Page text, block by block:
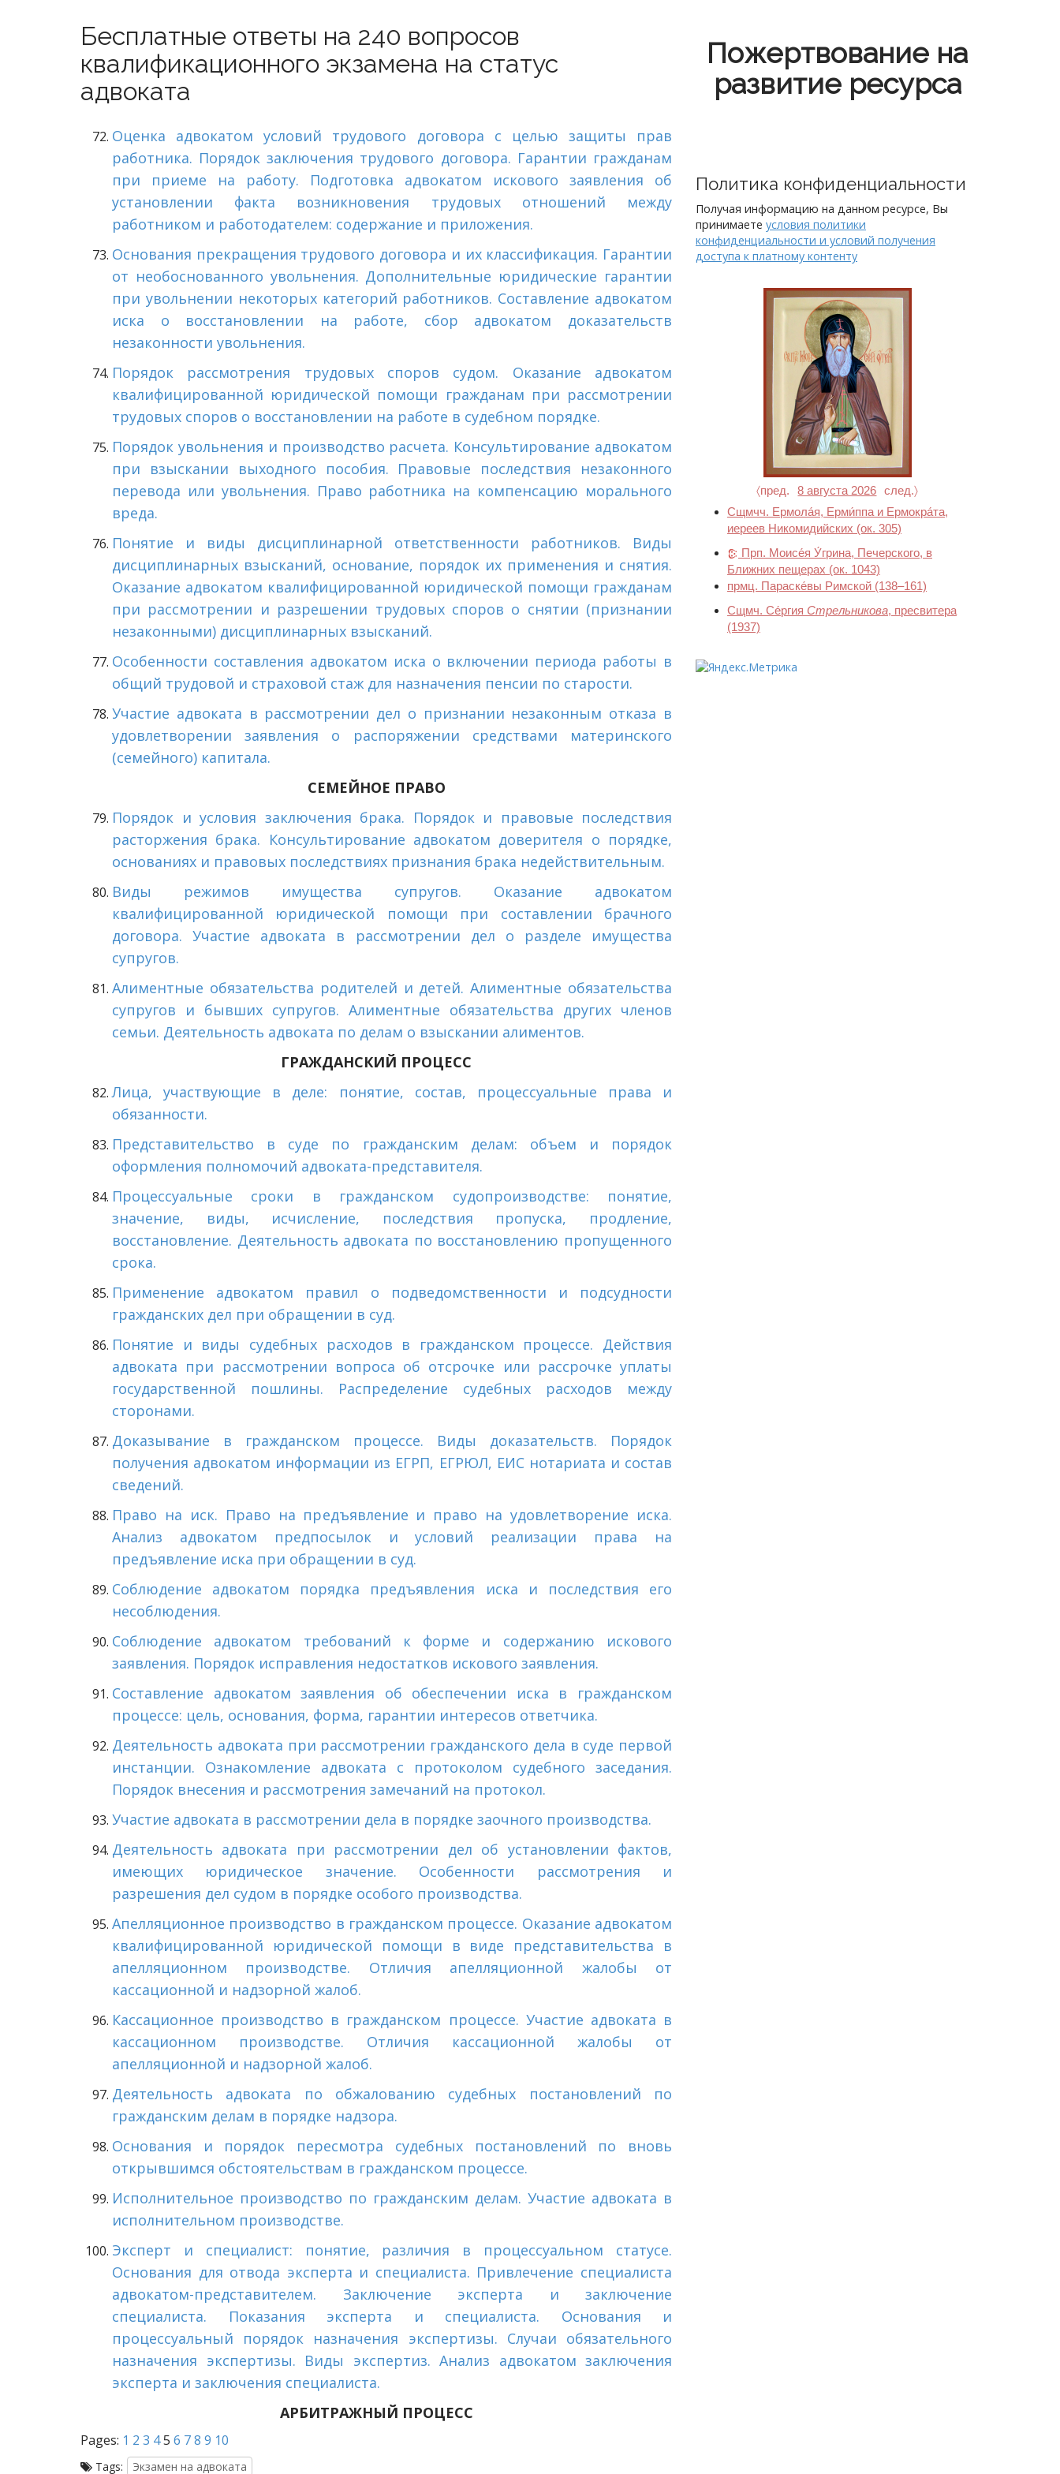
Бесплатные ответы на 240 вопросов
квалификационного экзамена на статус
адвоката
Оценка адвокатом условий трудового договора с целью защиты прав
работника. Порядок заключения трудового договора. Гарантии гражданам
при приеме на работу. Подготовка адвокатом искового заявления об
установлении факта возникновения трудовых отношений между
работником и работодателем: содержание и приложения.
Основания прекращения трудового договора и их классификация. Гарантии
от необоснованного увольнения. Дополнительные юридические гарантии
при увольнении некоторых категорий работников. Составление адвокатом
иска о восстановлении на работе, сбор адвокатом доказательств
незаконности увольнения.
Порядок рассмотрения трудовых споров судом. Оказание адвокатом
квалифицированной юридической помощи гражданам при рассмотрении
трудовых споров о восстановлении на работе в судебном порядке.
Порядок увольнения и производство расчета. Консультирование адвокатом
при взыскании выходного пособия. Правовые последствия незаконного
перевода или увольнения. Право работника на компенсацию морального
вреда.
Понятие и виды дисциплинарной ответственности работников. Виды
дисциплинарных взысканий, основание, порядок их применения и снятия.
Оказание адвокатом квалифицированной юридической помощи гражданам
при рассмотрении и разрешении трудовых споров о снятии (признании
незаконными) дисциплинарных взысканий.
Особенности составления адвокатом иска о включении периода работы в
общий трудовой и страховой стаж для назначения пенсии по старости.
Участие адвоката в рассмотрении дел о признании незаконным отказа в
удовлетворении заявления о распоряжении средствами материнского
(семейного) капитала.
СЕМЕЙНОЕ ПРАВО
Порядок и условия заключения брака. Порядок и правовые последствия
расторжения брака. Консультирование адвокатом доверителя о порядке,
основаниях и правовых последствиях признания брака недействительным.
Виды режимов имущества супругов. Оказание адвокатом
квалифицированной юридической помощи при составлении брачного
договора. Участие адвоката в рассмотрении дел о разделе имущества
супругов.
Алиментные обязательства родителей и детей. Алиментные обязательства
супругов и бывших супругов. Алиментные обязательства других членов
семьи. Деятельность адвоката по делам о взыскании алиментов.
ГРАЖДАНСКИЙ ПРОЦЕСС
Лица, участвующие в деле: понятие, состав, процессуальные права и
обязанности.
Представительство в суде по гражданским делам: объем и порядок
оформления полномочий адвоката-представителя.
Процессуальные сроки в гражданском судопроизводстве: понятие,
значение, виды, исчисление, последствия пропуска, продление,
восстановление. Деятельность адвоката по восстановлению пропущенного
срока.
Применение адвокатом правил о подведомственности и подсудности
гражданских дел при обращении в суд.
Понятие и виды судебных расходов в гражданском процессе. Действия
адвоката при рассмотрении вопроса об отсрочке или рассрочке уплаты
государственной пошлины. Распределение судебных расходов между
сторонами.
Доказывание в гражданском процессе. Виды доказательств. Порядок
получения адвокатом информации из ЕГРП, ЕГРЮЛ, ЕИС нотариата и состав
сведений.
Право на иск. Право на предъявление и право на удовлетворение иска.
Анализ адвокатом предпосылок и условий реализации права на
предъявление иска при обращении в суд.
Соблюдение адвокатом порядка предъявления иска и последствия его
несоблюдения.
Соблюдение адвокатом требований к форме и содержанию искового
заявления. Порядок исправления недостатков искового заявления.
Составление адвокатом заявления об обеспечении иска в гражданском
процессе: цель, основания, форма, гарантии интересов ответчика.
Деятельность адвоката при рассмотрении гражданского дела в суде первой
инстанции. Ознакомление адвоката с протоколом судебного заседания.
Порядок внесения и рассмотрения замечаний на протокол.
Участие адвоката в рассмотрении дела в порядке заочного производства.
Деятельность адвоката при рассмотрении дел об установлении фактов,
имеющих юридическое значение. Особенности рассмотрения и
разрешения дел судом в порядке особого производства.
Апелляционное производство в гражданском процессе. Оказание адвокатом
квалифицированной юридической помощи в виде представительства в
апелляционном производстве. Отличия апелляционной жалобы от
кассационной и надзорной жалоб.
Кассационное производство в гражданском процессе. Участие адвоката в
кассационном производстве. Отличия кассационной жалобы от
апелляционной и надзорной жалоб.
Деятельность адвоката по обжалованию судебных постановлений по
гражданским делам в порядке надзора.
Основания и порядок пересмотра судебных постановлений по вновь
открывшимся обстоятельствам в гражданском процессе.
Исполнительное производство по гражданским делам. Участие адвоката в
исполнительном производстве.
Эксперт и специалист: понятие, различия в процессуальном статусе.
Основания для отвода эксперта и специалиста. Привлечение специалиста
адвокатом-представителем. Заключение эксперта и заключение
специалиста. Показания эксперта и специалиста. Основания и
процессуальный порядок назначения экспертизы. Случаи обязательного
назначения экспертизы. Виды экспертиз. Анализ адвокатом заключения
эксперта и заключения специалиста.
АРБИТРАЖНЫЙ ПРОЦЕСС
Pages: 1 2 3 45 6 78 9 10
Tags: Экзамен на адвоката
Пожертвование на
развитие ресурса
Политика конфиденциальности
Получая информацию на данном ресурсе, Вы
принимаете условия политики
конфиденциальности и условий получения
доступа к платному контенту
〈пред. 8 августа 2026
след.〉
Сщмчч. Ермола́я, Ерми́ппа и Ермокра́та,
иереев Никомидийских (ок. 305)
Прп. Моисе́я У́грина, Печерского, в
Ближних пещерах (ок. 1043)
прмц. Параске́вы Римской (138–161)
Сщмч. Се́ргия Стрельникова, пресвитера
(1937)